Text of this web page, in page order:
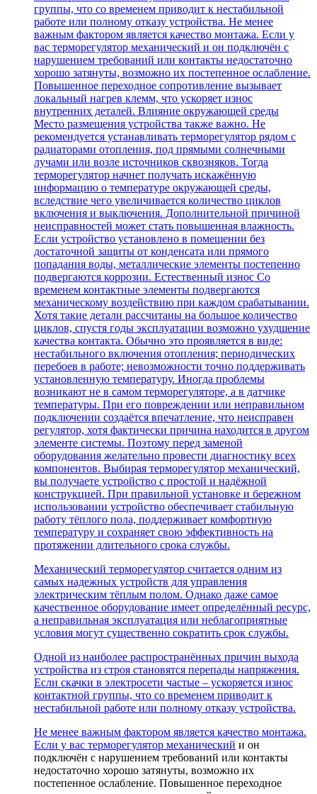
группы, что со временем приводит к нестабильной
работе или полному отказу устройства. Не менее
важным фактором является качество монтажа. Если у
вас терморегулятор механический и он подключён с
нарушением требований или контакты недостаточно
хорошо затянуты, возможно их постепенное ослабление.
Повышенное переходное сопротивление вызывает
локальный нагрев клемм, что ускоряет износ
внутренних деталей. Влияние окружающей среды
Место размещения устройства также важно. Не
рекомендуется устанавливать терморегулятор рядом с
радиаторами отопления, под прямыми солнечными
лучами или возле источников сквозняков. Тогда
терморегулятор начнет получать искажённую
информацию о температуре окружающей среды,
вследствие чего увеличивается количество циклов
включения и выключения. Дополнительной причиной
неисправностей может стать повышенная влажность.
Если устройство установлено в помещении без
достаточной защиты от конденсата или прямого
попадания воды, металлические элементы постепенно
подвергаются коррозии. Естественный износ Со
временем контактные элементы подвергаются
механическому воздействию при каждом срабатывании.
Хотя такие детали рассчитаны на большое количество
циклов, спустя годы эксплуатации возможно ухудшение
качества контакта. Обычно это проявляется в виде:
нестабильного включения отопления; периодических
перебоев в работе; невозможности точно поддерживать
установленную температуру. Иногда проблемы
возникают не в самом терморегуляторе, а в датчике
температуры. При его повреждении или неправильном
подключении создаётся впечатление, что неисправен
регулятор, хотя фактически причина находится в другом
элементе системы. Поэтому перед заменой
оборудования желательно провести диагностику всех
компонентов. Выбирая терморегулятор механический,
вы получаете устройство с простой и надёжной
конструкцией. При правильной установке и бережном
использовании устройство обеспечивает стабильную
работу тёплого пола, поддерживает комфортную
температуру и сохраняет свою эффективность на
протяжении длительного срока службы.
Механический терморегулятор считается одним из
самых надежных устройств для управления
электрическим тёплым полом. Однако даже самое
качественное оборудование имеет определённый ресурс,
а неправильная эксплуатация или неблагоприятные
условия могут существенно сократить срок службы.
Одной из наиболее распространённых причин выхода
устройства из строя становятся перепады напряжения.
Если скачки в электросети частые – ускоряется износ
контактной группы, что со временем приводит к
нестабильной работе или полному отказу устройства.
Не менее важным фактором является качество монтажа.
Если у вас терморегулятор механический и он
подключён с нарушением требований или контакты
недостаточно хорошо затянуты, возможно их
постепенное ослабление. Повышенное переходное